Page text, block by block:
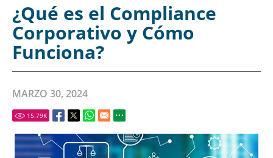
¿Qué es el Compliance
Corporativo y Cómo
Funciona?
MARZO 30, 2024
15.79K